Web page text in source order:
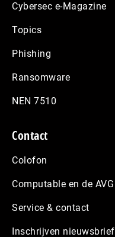
Cybersec e-Magazine
Topics
Phishing
Ransomware
NEN 7510
Contact
Colofon
Computable en de AVG
Service & contact
Inschrijven nieuwsbrief